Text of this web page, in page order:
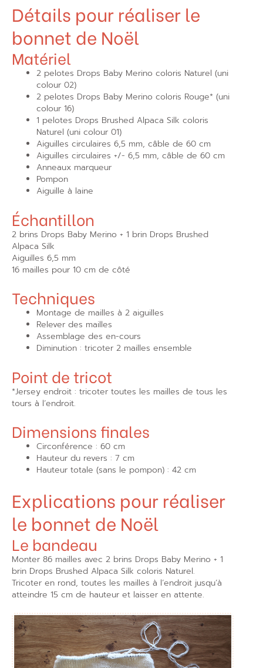
Détails pour réaliser le
bonnet de Noël
Matériel
2 pelotes Drops Baby Merino coloris Naturel (uni
colour 02)
2 pelotes Drops Baby Merino coloris Rouge* (uni
colour 16)
1 pelotes Drops Brushed Alpaca Silk coloris
Naturel (uni colour 01)
Aiguilles circulaires 6,5 mm, câble de 60 cm
Aiguilles circulaires +/- 6,5 mm, câble de 60 cm
Anneaux marqueur
Pompon
Aiguille à laine
Échantillon
2 brins Drops Baby Merino + 1 brin Drops Brushed
Alpaca Silk
Aiguilles 6,5 mm
16 mailles pour 10 cm de côté
Techniques
Montage de mailles à 2 aiguilles
Relever des mailles
Assemblage des en-cours
Diminution : tricoter 2 mailles ensemble
Point de tricot
*Jersey endroit : tricoter toutes les mailles de tous les
tours à l’endroit.
Dimensions finales
Circonférence : 60 cm
Hauteur du revers : 7 cm
Hauteur totale (sans le pompon) : 42 cm
Explications pour réaliser
le bonnet de Noël
Le bandeau
Monter 86 mailles avec 2 brins Drops Baby Merino + 1
brin Drops Brushed Alpaca Silk coloris Naturel.
Tricoter en rond, toutes les mailles à l’endroit jusqu’à
atteindre 15 cm de hauteur et laisser en attente.